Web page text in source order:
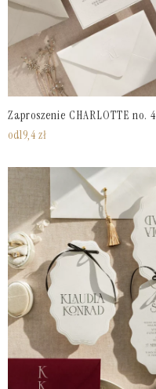
Zaproszenie CHARLOTTE no. 4
od19,4 zł